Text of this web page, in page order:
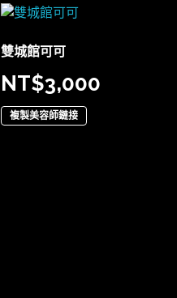
雙城館可可
NT$3,000
複製美容師鏈接